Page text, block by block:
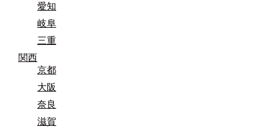
愛知
岐阜
三重
関西
京都
大阪
奈良
滋賀